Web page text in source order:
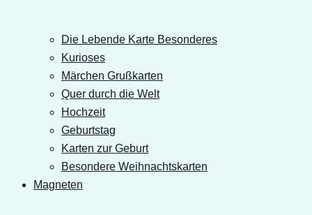
Die Lebende Karte Besonderes
Kurioses
Märchen Grußkarten
Quer durch die Welt
Hochzeit
Geburtstag
Karten zur Geburt
Besondere Weihnachtskarten
Magneten